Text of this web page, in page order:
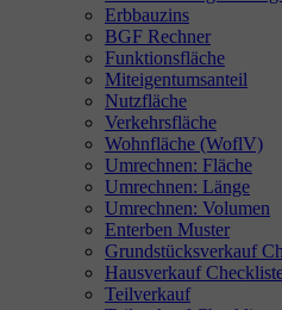
Erbbauzins
BGF Rechner
Funktionsfläche
Miteigentumsanteil
Nutzfläche
Verkehrsfläche
Wohnfläche (WoflV)
Umrechnen: Fläche
Umrechnen: Länge
Umrechnen: Volumen
Enterben Muster
Grundstücksverkauf
Hausverkauf
Teilverkauf